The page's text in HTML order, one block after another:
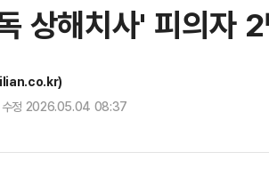
상해치사' 피의자
정 2026.05.04 08:37